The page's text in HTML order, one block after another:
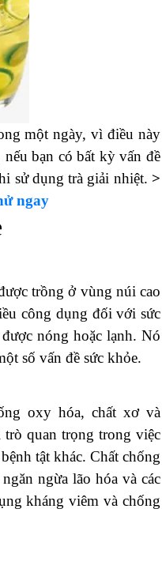
một ngày, vì điều này
bạn có bất kỳ vấn đề
sử dụng trà giải nhiệt. >
ngay
trồng ở vùng núi cao
công dụng đối với sức
nóng hoặc lạnh. Nó
số vấn đề sức khỏe.
oxy hóa, chất xơ và
quan trọng trong việc
tật khác. Chất chống
ngừa lão hóa và các
kháng viêm và chống